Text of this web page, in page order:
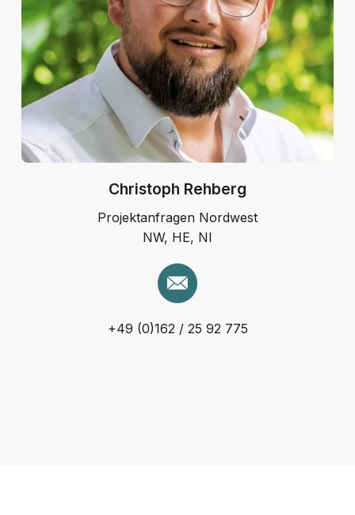
Christoph Rehberg
Projektanfragen Nordwest
NW, HE, NI
+49 (0)162 / 25 92 775